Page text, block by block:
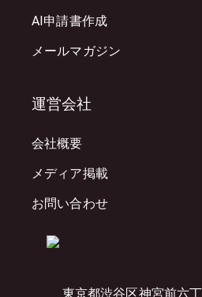
東京都渋谷区神宮前六
AI申請書作成
メールマガジン
運営会社
会社概要
メディア掲載
お問い合わせ